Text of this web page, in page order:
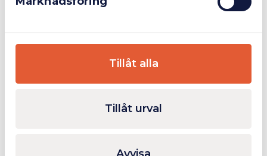
Tillåt alla
Tillåt urval
Avvisa
Handtag för gassvetsning.
Ytterligare Information